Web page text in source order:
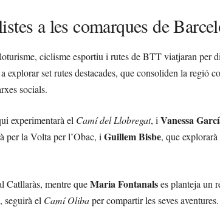
a les comarques de
ciclisme esportiu i rutes de BTT viatjaran per
set rutes destacades, que consoliden la regió
socials.
experimentarà el Camí del Llobregat, iVanessa
per la Volta per l’Obac, iGuillem Bisbe, que
Catllaràs, mentre queMaria Fontanalses planteja un
seguirà el Camí Olibaper compartir les seves aventures.